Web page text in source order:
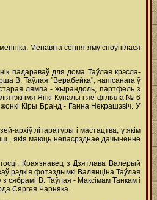
Менавіта сёння яму споўнілася
падараваў для дома Таўлая крэсла-
В. Таўлая "Верабейка", напісанага ў
старая лямпа - жырандоль, партфель з
імя Янкі Купалы і яе філіяла № 6
Кіры Бранд - Ганна Некрашэвіч. У
архіў літаратуры і мастацтва, у якім
якія маюць непасрэднае дачыненне
Краязнавец з Дзятлава Валерый
рэдкія фотаздымкі Валянціна Таўлая
сябрамі В. Таўлая - Максімам Танкам і
Сяргея Чарняка.